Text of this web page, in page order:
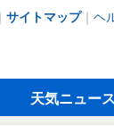
サイトマップ｜ ヘ
天気ニュース